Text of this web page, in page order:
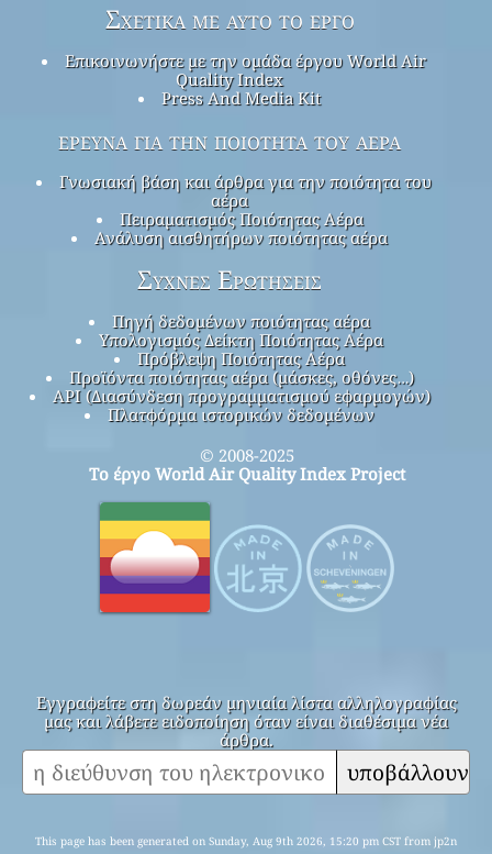
Σχετικά με αυτό το έργο
Επικοινωνήστε με την ομάδα έργου World Air
Quality Index
Press And Media Kit
έρευνα για την ποιότητα του αέρα
Γνωσιακή βάση και άρθρα για την ποιότητα του
αέρα
Πειραματισμός Ποιότητας Αέρα
Ανάλυση αισθητήρων ποιότητας αέρα
Συχνές Ερωτήσεις
Πηγή δεδομένων ποιότητας αέρα
Υπολογισμός Δείκτη Ποιότητας Αέρα
Πρόβλεψη Ποιότητας Αέρα
Προϊόντα ποιότητας αέρα (μάσκες, οθόνες…)
API (Διασύνδεση προγραμματισμού εφαρμογών)
Πλατφόρμα ιστορικών δεδομένων
© 2008-2025
Το έργο World Air Quality Index Project
Εγγραφείτε στη δωρεάν μηνιαία λίστα αλληλογραφίας
μας και λάβετε ειδοποίηση όταν είναι διαθέσιμα νέα
άρθρα.
υποβάλλουν
This page has been generated on Sunday, Aug 9th 2026, 15:20 pm CST from jp2n